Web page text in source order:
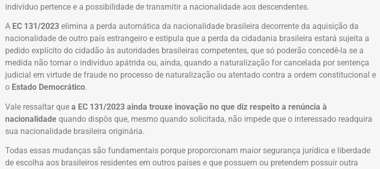
indivíduo pertence e a possibilidade de transmitir a nacionalidade aos descendentes.
A EC 131/2023 elimina a perda automática da nacionalidade brasileira decorrente da aquisição da
nacionalidade de outro país estrangeiro e estipula que a perda da cidadania brasileira estará sujeita a
pedido explícito do cidadão às autoridades brasileiras competentes, que só poderão concedê-la se a
medida não tornar o indivíduo apátrida ou, ainda, quando a naturalização for cancelada por sentença
judicial em virtude de fraude no processo de naturalização ou atentado contra a ordem constitucional e
o Estado Democrático.
Vale ressaltar que a EC 131/2023 ainda trouxe inovação no que diz respeito a renúncia à
nacionalidade quando dispôs que, mesmo quando solicitada, não impede que o interessado readquira
sua nacionalidade brasileira originária.
Todas essas mudanças são fundamentais porque proporcionam maior segurança jurídica e liberdade
de escolha aos brasileiros residentes em outros países e que possuem ou pretendem possuir outra